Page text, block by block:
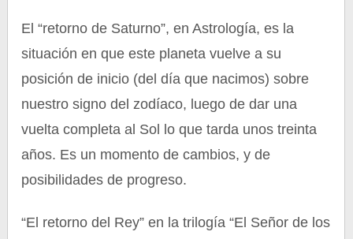
El “retorno de Saturno”, en Astrología, es la
situación en que este planeta vuelve a su
posición de inicio (del día que nacimos) sobre
nuestro signo del zodíaco, luego de dar una
vuelta completa al Sol lo que tarda unos treinta
años. Es un momento de cambios, y de
posibilidades de progreso.
“El retorno del Rey” en la trilogía “El Señor de los